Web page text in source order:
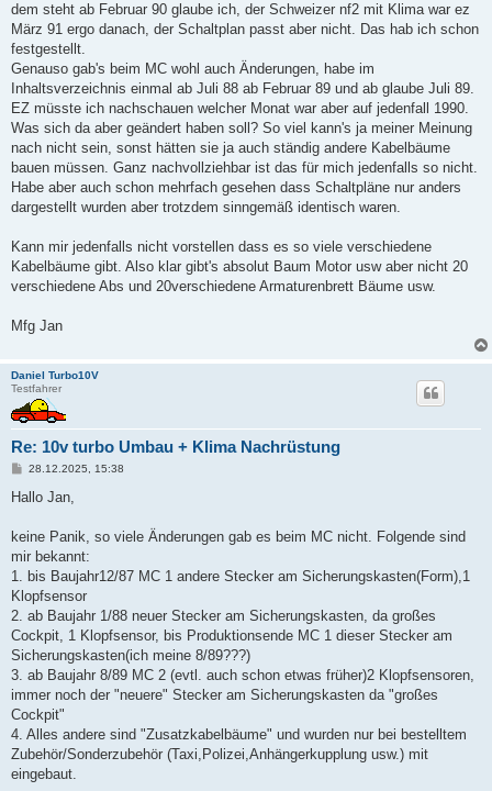
dem steht ab Februar 90 glaube ich, der Schweizer nf2 mit Klima war ez
März 91 ergo danach, der Schaltplan passt aber nicht. Das hab ich schon
festgestellt.
Genauso gab's beim MC wohl auch Änderungen, habe im
Inhaltsverzeichnis einmal ab Juli 88 ab Februar 89 und ab glaube Juli 89.
EZ müsste ich nachschauen welcher Monat war aber auf jedenfall 1990.
Was sich da aber geändert haben soll? So viel kann's ja meiner Meinung
nach nicht sein, sonst hätten sie ja auch ständig andere Kabelbäume
bauen müssen. Ganz nachvollziehbar ist das für mich jedenfalls so nicht.
Habe aber auch schon mehrfach gesehen dass Schaltpläne nur anders
dargestellt wurden aber trotzdem sinngemäß identisch waren.
Kann mir jedenfalls nicht vorstellen dass es so viele verschiedene
Kabelbäume gibt. Also klar gibt's absolut Baum Motor usw aber nicht 20
verschiedene Abs und 20verschiedene Armaturenbrett Bäume usw.
Mfg Jan
Daniel Turbo10V
Testfahrer
Re: 10v turbo Umbau + Klima Nachrüstung
B
i
a
28.12.2025, 15:38
Hallo Jan,
keine Panik, so viele Änderungen gab es beim MC nicht. Folgende sind
mir bekannt:
1. bis Baujahr12/87 MC 1 andere Stecker am Sicherungskasten(Form),1
Klopfsensor
2. ab Baujahr 1/88 neuer Stecker am Sicherungskasten, da großes
Cockpit, 1 Klopfsensor, bis Produktionsende MC 1 dieser Stecker am
Sicherungskasten(ich meine 8/89???)
3. ab Baujahr 8/89 MC 2 (evtl. auch schon etwas früher)2 Klopfsensoren,
immer noch der "neuere" Stecker am Sicherungskasten da "großes
Cockpit"
4. Alles andere sind "Zusatzkabelbäume" und wurden nur bei bestelltem
Zubehör/Sonderzubehör (Taxi,Polizei,Anhängerkupplung usw.) mit
eingebaut.